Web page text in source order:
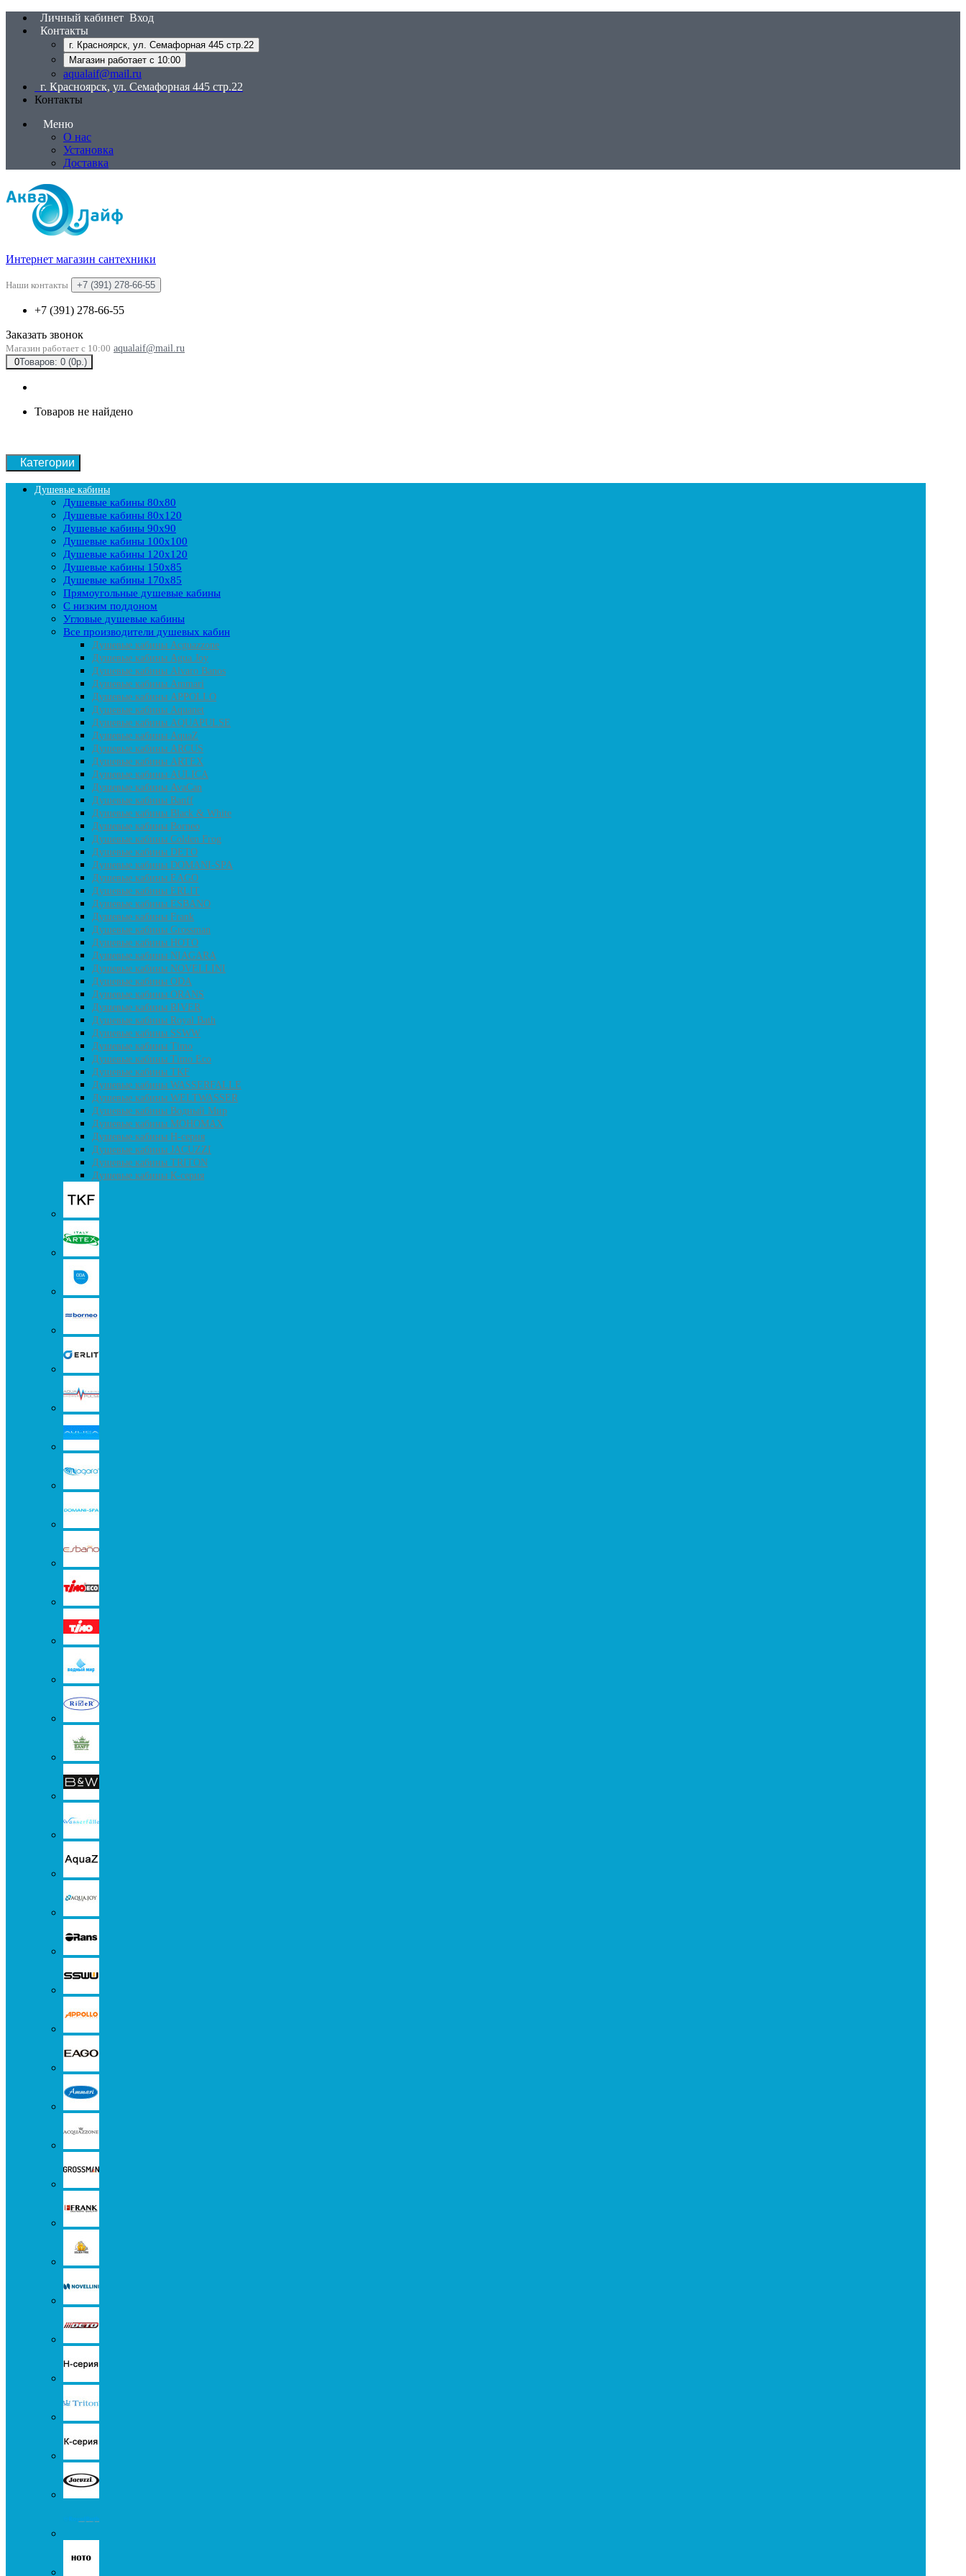
Личный кабинет Вход
Контакты
г. Красноярск, ул. Семафорная 445 стр.22
Магазин работает с 10:00
aqualaif@mail.ru
г. Красноярск, ул. Семафорная 445 стр.22
Контакты
Меню
О нас
Установка
Доставка
Интернет магазин сантехники
Наши контакты +7 (391) 278-66-55
+7 (391) 278-66-55
Заказать звонок
Магазин работает с 10:00 aqualaif@mail.ru
0Товаров: 0 (0р.)
Товаров не найдено
Категории
Душевые кабины
Душевые кабины 80x80
Душевые кабины 80x120
Душевые кабины 90х90
Душевые кабины 100x100
Душевые кабины 120x120
Душевые кабины 150x85
Душевые кабины 170x85
Прямоугольные душевые кабины
С низким поддоном
Угловые душевые кабины
Все производители душевых кабин
Душевые кабины Acguazzone
Душевые кабины Agua Joy
Душевые кабины Alvaro Banos
Душевые кабины Ammari
Душевые кабины APPOLLO
Душевые кабины Aquanet
Душевые кабины AQUAPULSE
Душевые кабины AquaZ
Душевые кабины ARCUS
Душевые кабины ARTEX
Душевые кабины AULICA
Душевые кабины AvaCan
Душевые кабины Banff
Душевые кабины Black & White
Душевые кабины Borneo
Душевые кабины Colden Frog
Душевые кабины DETO
Душевые кабины DOMANI-SPA
Душевые кабины EAGO
Душевые кабины ERLIT
Душевые кабины ESBANO
Душевые кабины Frank
Душевые кабины Grossman
Душевые кабины HOTO
Душевые кабины NIAGARA
Душевые кабины NOVELLINI
Душевые кабины ODA
Душевые кабины ORANS
Душевые кабины RIVER
Душевые кабины Royal Bath
Душевые кабины SSWW
Душевые кабины Timo
Душевые кабины Timo Eco
Душевые кабины TKF
Душевые кабины WASSERFALLE
Душевые кабины WELTWASSER
Душевые кабины Водный Мир
Душевые кабины МОНОМАХ
Душевые кабины H-серия
Душевые кабины JACUZZI
Душевые кабины TRITON
Душевые кабины К-серия